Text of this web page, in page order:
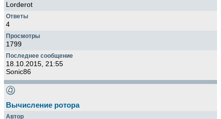
Lorderot
4
1799
18.10.2015, 21:55
Sonic86
Вычисление ротора